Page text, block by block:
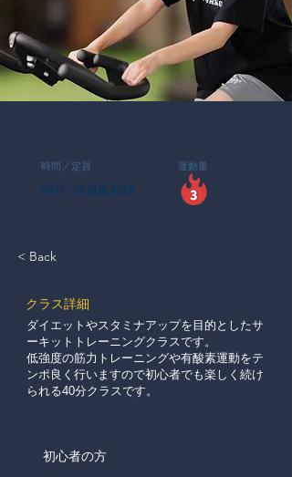
時間／定員
40分／定員最大8名
運動量
< Back
​クラス詳細
ダイエットやスタミナアップを目的としたサ
ーキットトレーニングクラスです。
低強度の筋力トレーニングや有酸素運動をテ
ンポ良く行いますので初心者でも楽しく続け
られる40分クラスです。
初心者の方